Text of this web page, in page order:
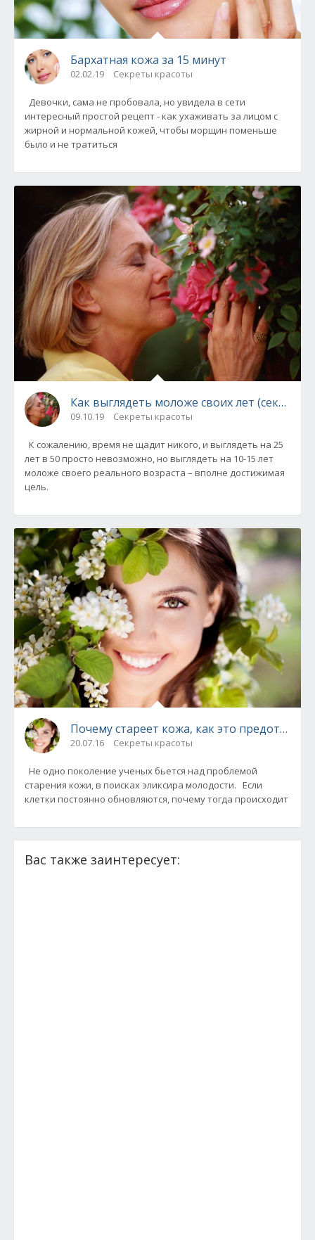
Бархатная кожа за 15 минут
02.02.19 Секреты красоты
Девочки, сама не пробовала, но увидела в сети
интересный простой рецепт - как ухаживать за лицом с
жирной и нормальной кожей, чтобы морщин поменьше
было и не тратиться
Как выглядеть моложе своих лет (секреты
09.10.19 Секреты красоты
К сожалению, время не щадит никого, и выглядеть на 25
лет в 50 просто невозможно, но выглядеть на 10-15 лет
моложе своего реального возраста – вполне достижимая
цель.
Почему стареет кожа, как это
20.07.16 Секреты красоты
Не одно поколение ученых бьется над проблемой
старения кожи, в поисках эликсира молодости. Если
клетки постоянно обновляются, почему тогда происходит
Вас также заинтересует: